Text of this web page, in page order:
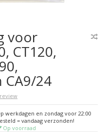
voor
CT120,
CA9/24
werkdagen en zondag voor 22:00
= vandaag verzonden!
Op voorraad